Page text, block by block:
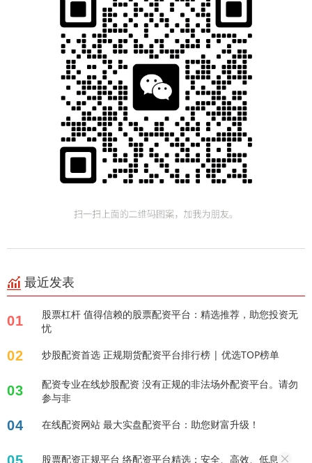
最近发表
01
股票杠杆 值得信赖的股票配资平台：精选推荐，助您投资无
忧
02 炒股配资首选 正规期货配资平台排行榜 | 优选TOP榜单
03
配资专业在线炒股配资 没有正规的非法场外配资平台。请勿
参与非
04 在线配资网站 最大实盘配资平台：助您财富升级！
股票配资正规平台 络配资平台精选：安全、高效、低息！